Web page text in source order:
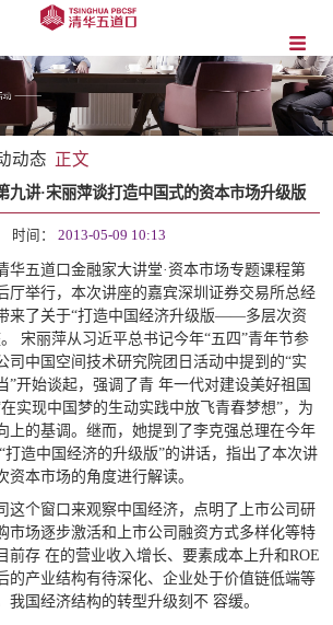
动态 正文
九讲·宋丽萍谈打造中国式的资本市场升级版
时间： 2013-05-09 10:13
五道口金融家大讲堂·资本市场专题课程第
厅举行，本次讲座的嘉宾深圳证券交易所总经
来了关于“打造中国经济升级版——多层次资
宋丽萍从习近平总书记今年“五四”青年节参
司中国空间技术研究院团日活动中提到的“实
”开始谈起，强调了青 年一代对建设美好祖国
实现中国梦的生动实践中放飞青春梦想”，为
上的基调。继而，她提到了李克强总理在今年
打造中国经济的升级版”的讲话，指出了本次讲
资本市场的角度进行解读。
这个窗口来观察中国经济，点明了上市公司研
市场逐步激活和上市公司融资方式多样化等特
前存 在的营业收入增长、要素成本上升和ROE
的产业结构有待深化、企业处于价值链低端等
我国经济结构的转型升级刻不 容缓。